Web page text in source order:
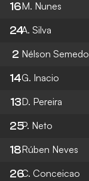
16M. Nunes
24A. Silva
2 Nélson Semedo
14G. Inacio
13D. Pereira
25P. Neto
18Rúben Neves
26C. Conceicao